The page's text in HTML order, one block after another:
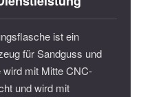
ist ein
für Sandguss und
wird mit Mitte CNC-
und wird mit